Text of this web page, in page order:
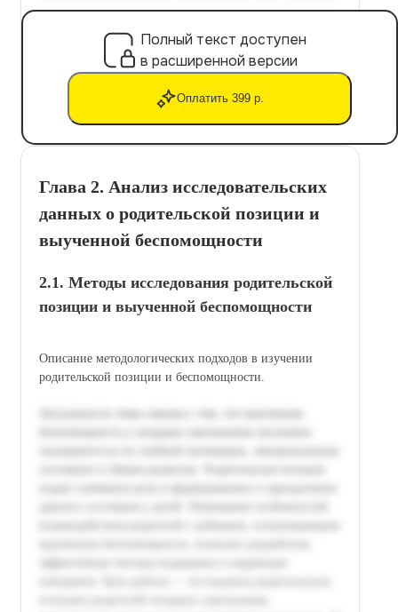
Полный текст доступен
в расширенной версии
Оплатить 399 р.
Глава 2. Анализ исследовательских
данных о родительской позиции и
выученной беспомощности
2.1. Методы исследования родительской
позиции и выученной беспомощности
Описание методологических подходов в изучении
родительской позиции и беспомощности.